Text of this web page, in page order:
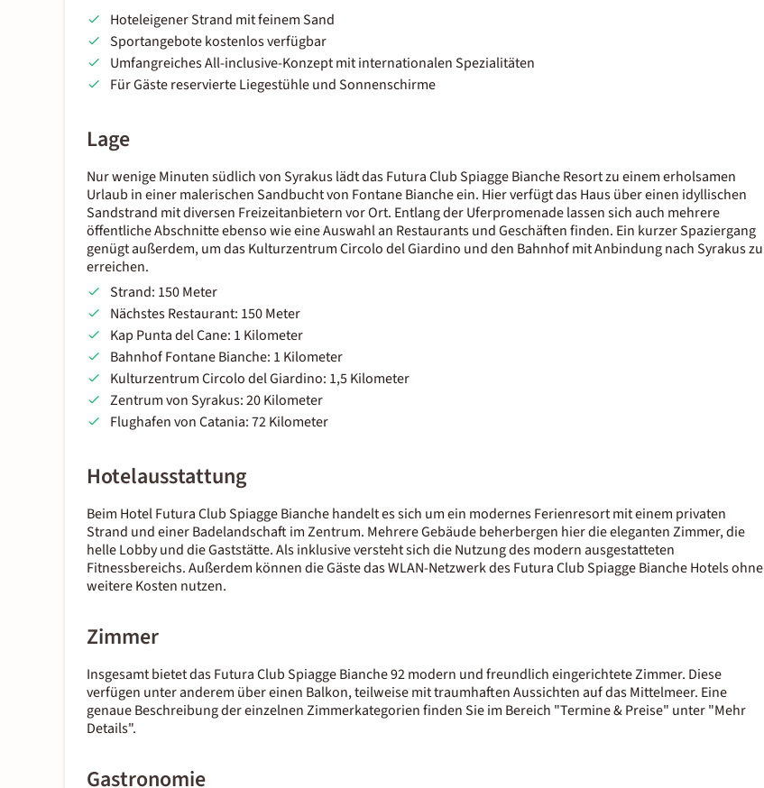
Hoteleigener Strand mit feinem Sand
Sportangebote kostenlos verfügbar
Umfangreiches All-inclusive-Konzept mit internationalen Spezialitäten
Für Gäste reservierte Liegestühle und Sonnenschirme
Lage
Nur wenige Minuten südlich von Syrakus lädt das Futura Club Spiagge Bianche Resort zu einem erholsamen
Urlaub in einer malerischen Sandbucht von Fontane Bianche ein. Hier verfügt das Haus über einen idyllischen
Sandstrand mit diversen Freizeitanbietern vor Ort. Entlang der Uferpromenade lassen sich auch mehrere
öffentliche Abschnitte ebenso wie eine Auswahl an Restaurants und Geschäften finden. Ein kurzer Spaziergang
genügt außerdem, um das Kulturzentrum Circolo del Giardino und den Bahnhof mit Anbindung nach Syrakus zu
erreichen.
Strand: 150 Meter
Nächstes Restaurant: 150 Meter
Kap Punta del Cane: 1 Kilometer
Bahnhof Fontane Bianche: 1 Kilometer
Kulturzentrum Circolo del Giardino: 1,5 Kilometer
Zentrum von Syrakus: 20 Kilometer
Flughafen von Catania: 72 Kilometer
Hotelausstattung
Beim Hotel Futura Club Spiagge Bianche handelt es sich um ein modernes Ferienresort mit einem privaten
Strand und einer Badelandschaft im Zentrum. Mehrere Gebäude beherbergen hier die eleganten Zimmer, die
helle Lobby und die Gaststätte. Als inklusive versteht sich die Nutzung des modern ausgestatteten
Fitnessbereichs. Außerdem können die Gäste das WLAN-Netzwerk des Futura Club Spiagge Bianche Hotels ohne
weitere Kosten nutzen.
Zimmer
Insgesamt bietet das Futura Club Spiagge Bianche 92 modern und freundlich eingerichtete Zimmer. Diese
verfügen unter anderem über einen Balkon, teilweise mit traumhaften Aussichten auf das Mittelmeer. Eine
genaue Beschreibung der einzelnen Zimmerkategorien finden Sie im Bereich "Termine & Preise" unter "Mehr
Details".
Gastronomie